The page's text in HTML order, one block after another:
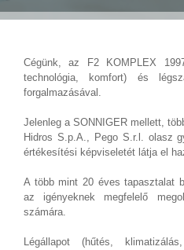
Cégünk, az F2 KOMPLEX
technológia, komfort) és
forgalmazásával.
Jelenleg a SONNIGER mellett,
Hidros S.p.A., Pego S.r.l. olasz
értékesítési képviseletét látja el
A több mint 20 éves tapasztalat
az igényeknek megfelelő
számára.
Légállapot (hűtés,